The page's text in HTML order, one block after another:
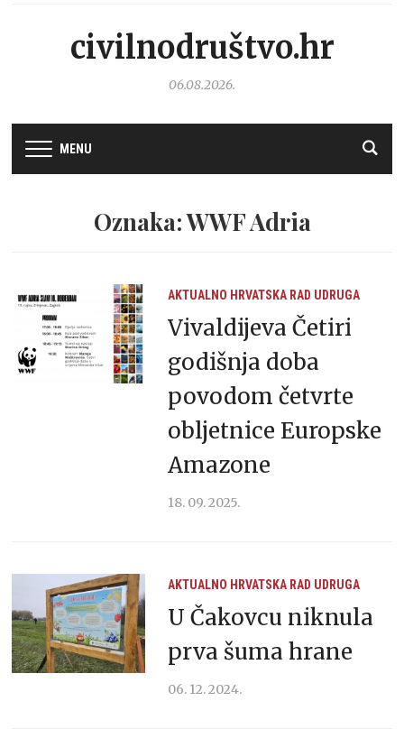
civilnodruštvo.hr
06.08.2026.
MENU
Oznaka: WWF Adria
AKTUALNO HRVATSKA RAD UDRUGA
Vivaldijeva Četiri
godišnja doba
povodom četvrte
obljetnice Europske
Amazone
18. 09. 2025.
AKTUALNO HRVATSKA RAD UDRUGA
U Čakovcu niknula
prva šuma hrane
06. 12. 2024.